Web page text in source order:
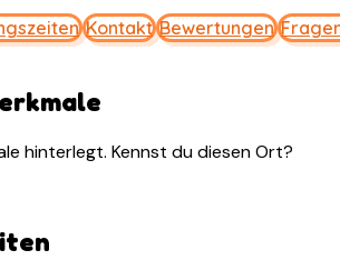
Kontakt Bewertungen
hinterlegt. Kennst du diesen Ort?